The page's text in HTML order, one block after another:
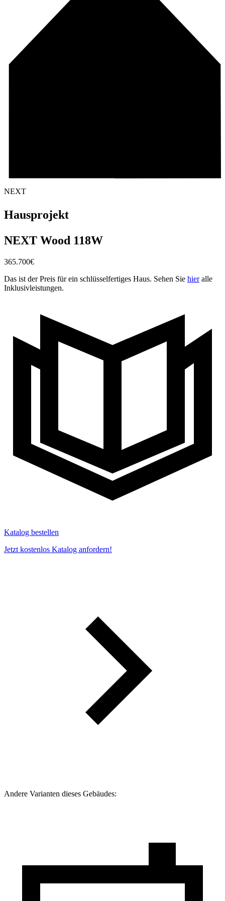
NEXT
Hausprojekt
NEXT Wood 118W
365.700€
Das ist der Preis für ein schlüsselfertiges Haus. Sehen Sie hieralle
Inklusivleistungen.
Katalog bestellen
Jetzt kostenlos Katalog anfordern!
Andere Varianten dieses Gebäudes: